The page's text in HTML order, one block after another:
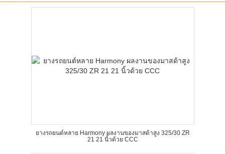
ยางรถยนต์หลาย Harmony ผลงานของมาสด้าสูง 325/30 ZR
21 21 นิ้วด้วย CCC